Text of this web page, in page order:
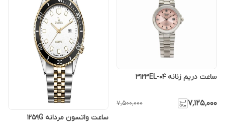
ساعت دریم زنانه 3123EL-04
۷٬۱۲۵٬۰۰۰ ۷٬۵۰۰٬۰۰۰
ساعت واتسون مردانه 1259G